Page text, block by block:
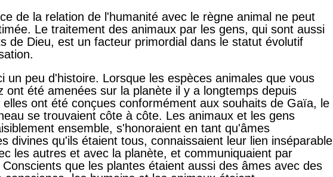
de la relation de l'humanité avec le règne animal ne peut
Le traitement des animaux par les gens, qui sont aussi
de Dieu, est un facteur primordial dans le statut évolutif
un peu d'histoire. Lorsque les espèces animales que vous
ont été amenées sur la planète il y a longtemps depuis
elles ont été conçues conformément aux souhaits de Gaïa, le
se trouvaient côte à côte. Les animaux et les gens
ensemble, s'honoraient en tant qu'âmes
divines qu'ils étaient tous, connaissaient leur lien inséparable
les autres et avec la planète, et communiquaient par
que les plantes étaient aussi des âmes avec des